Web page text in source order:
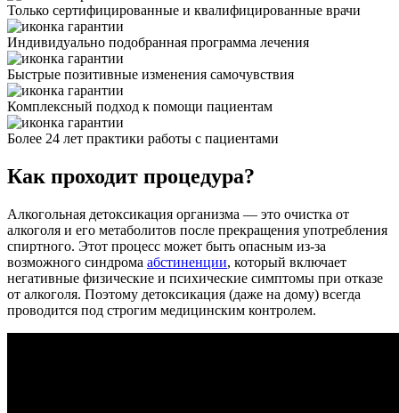
Только сертифицированные и квалифицированные врачи
Индивидуально подобранная программа лечения
Быстрые позитивные изменения самочувствия
Комплексный подход к помощи пациентам
Более 24 лет практики работы с пациентами
Как проходит процедура?
Алкогольная детоксикация организма — это очистка от
алкоголя и его метаболитов после прекращения употребления
спиртного. Этот процесс может быть опасным из-за
возможного синдрома абстиненции, который включает
негативные физические и психические симптомы при отказе
от алкоголя. Поэтому детоксикация (даже на дому) всегда
проводится под строгим медицинским контролем.